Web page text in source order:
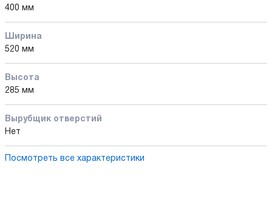
400 мм
Ширина
520 мм
Высота
285 мм
Вырубщик отверстий
Нет
Посмотреть все характеристики